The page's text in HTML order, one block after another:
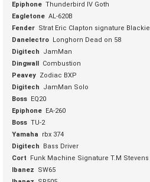
Epiphone Thunderbird IV Goth
Eagletone AL-620B
Fender Strat Eric Clapton signature Blackie
Danelectro Longhorn Dead on 58
Digitech
JamMan
Dingwall Combustion
Peavey Zodiac BXP
Digitech
JamMan Solo
Boss EQ20
Epiphone EA-260
Boss TU-2
Yamaha
rbx 374
Digitech
Bass Driver
Cort
Funk Machine Signature T.M Stevens
Ibanez
SW65